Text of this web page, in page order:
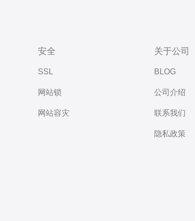
安全
SSL
网站锁
网站容灾
关于公司
BLOG
公司介绍
联系我们
隐私政策